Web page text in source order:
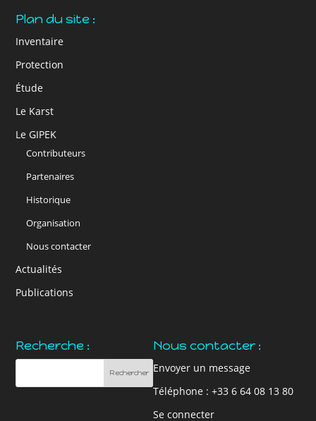
Plan du site :
Inventaire
Protection
Étude
Le Karst
Le GIPEK
Contributeurs
Partenaires
Historique
Organisation
Nous contacter
Actualités
Publications
Recherche : Nous contacter :
Envoyer un message
Téléphone : +33 6 64 08 13 80
Se connecter